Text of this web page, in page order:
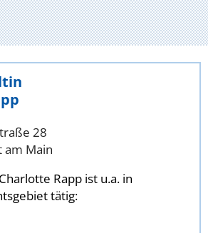
28
am Main
Rapp ist u.a. in
tätig: